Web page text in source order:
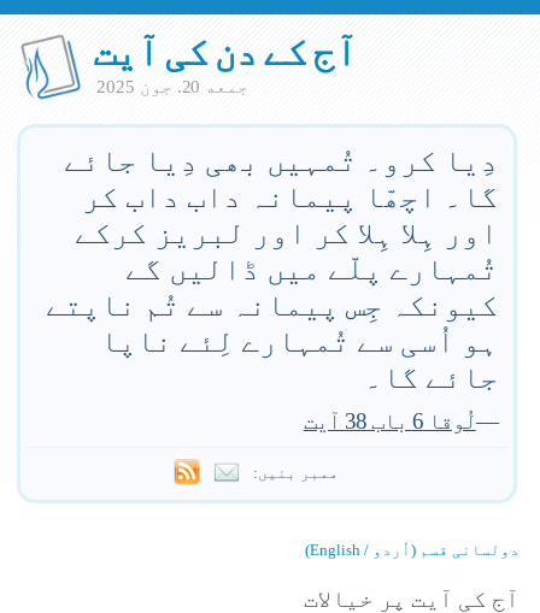
آج کے دن کی آیت
جمعه 20. جون 2025
دِیا کرو۔ تُمہیں بھی دِیا جائے
گا۔ اچھّا پیمانہ داب داب کر
اور ہِلا ہِلا کر اور لبریز کرکے
تُمہارے پلّے میں ڈالیں گے
کیونکہ جِس پیمانہ سے تُم ناپتے
ہو اُسی سے تُمہارے لِئے ناپا
جائے گا۔
—لُوقا 6 باب 38 آیت
ممبر بنیں:
دولسانی قسم (اُردو / English)
آج کی آیت پر خیالات